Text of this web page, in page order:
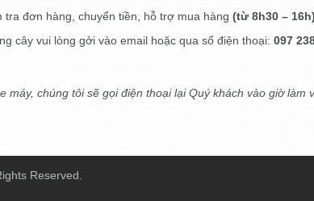
tra đơn hàng, chuyển tiền, hỗ trợ mua hàng (từ 8h30 – 16h)
cây vui lòng gởi vào email hoặc qua số điện thoại: 097
máy, chúng tôi sẽ gọi điện thoại lại Quý khách vào giờ làm
Reserved.